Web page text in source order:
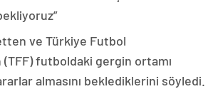
ve Türkiye Futbol
futboldaki gergin ortamı
almasını beklediklerini söyledi.